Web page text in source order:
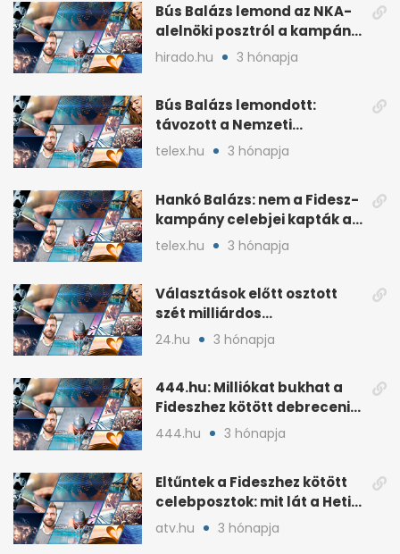
Bús Balázs lemond az NKA-
alelnöki posztról a kampány
alatti támogatások után
hirado.hu 3 hónapja
Bús Balázs lemondott:
távozott a Nemzeti
Kulturális Alap alelnöke
telex.hu 3 hónapja
Hankó Balázs: nem a Fidesz-
kampány celebjei kapták az
NKA-milliárdokat
telex.hu 3 hónapja
Választások előtt osztott
szét milliárdos
szponzorpénzt a
Szerencsejáték Zrt.
24.hu 3 hónapja
444.hu: Milliókat bukhat a
Fideszhez kötött debreceni
influenszer perben
444.hu 3 hónapja
Eltűntek a Fideszhez kötött
celebposztok: mit lát a Heti
Napló?
atv.hu 3 hónapja